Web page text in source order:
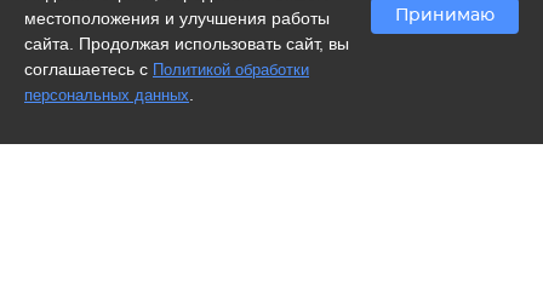
местоположения и улучшения работы
сайта. Продолжая использовать сайт, вы
соглашаетесь с Политикой обработки
персональных данных
Принимаю